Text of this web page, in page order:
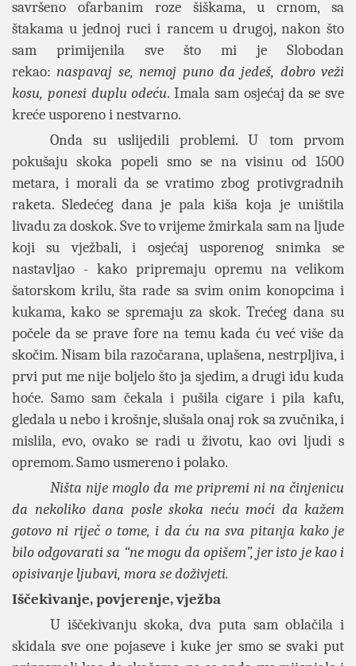
savršeno ofarbanim roze šiškama, u crnom, sa
štakama u jednoj ruci i rancem u drugoj, nakon što
sam primijenila sve što mi je Slobodan
rekao: naspavaj se, nemoj puno da jedeš, dobro veži
kosu, ponesi duplu odeću. Imala sam osjećaj da se sve
kreće usporeno i nestvarno.
Onda su uslijedili problemi. U tom prvom
pokušaju skoka popeli smo se na visinu od 1500
metara, i morali da se vratimo zbog protivgradnih
raketa. Sledećeg dana je pala kiša koja je uništila
livadu za doskok. Sve to vrijeme žmirkala sam na ljude
koji su vježbali, i osjećaj usporenog snimka se
nastavljao - kako pripremaju opremu na velikom
šatorskom krilu, šta rade sa svim onim konopcima i
kukama, kako se spremaju za skok. Trećeg dana su
počele da se prave fore na temu kada ću već više da
skočim. Nisam bila razočarana, uplašena, nestrpljiva, i
prvi put me nije boljelo što ja sjedim, a drugi idu kuda
hoće. Samo sam čekala i pušila cigare i pila kafu,
gledala u nebo i krošnje, slušala onaj rok sa zvučnika, i
mislila, evo, ovako se radi u životu, kao ovi ljudi s
opremom. Samo usmereno i polako.
Ništa nije moglo da me pripremi ni na činjenicu
da nekoliko dana posle skoka neću moći da kažem
gotovo ni riječ o tome, i da ću na sva pitanja kako je
bilo odgovarati sa “ne mogu da opišem”, jer isto je kao i
opisivanje ljubavi, mora se doživjeti.
Iščekivanje, povjerenje, vježba
U iščekivanju skoka, dva puta sam oblačila i
skidala sve one pojaseve i kuke jer smo se svaki put